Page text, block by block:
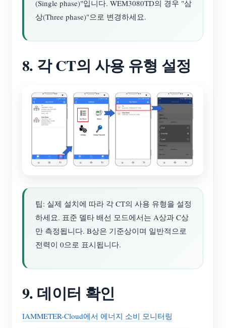
(Single phase)"입니다. WEM3080TD의 경우 "삼
상(Three phase)"으로 변경하세요.
8. 각 CT의 사용 유형 설정
팁: 실제 설치에 따라 각 CT의 사용 유형을 설정
하세요. 표준 델타 배선 모드에서는 A상과 C상
만 측정됩니다. B상은 기준상이며 일반적으로
전력이 0으로 표시됩니다.
9. 데이터 확인
IAMMETER-Cloud에서 에너지 소비 모니터링